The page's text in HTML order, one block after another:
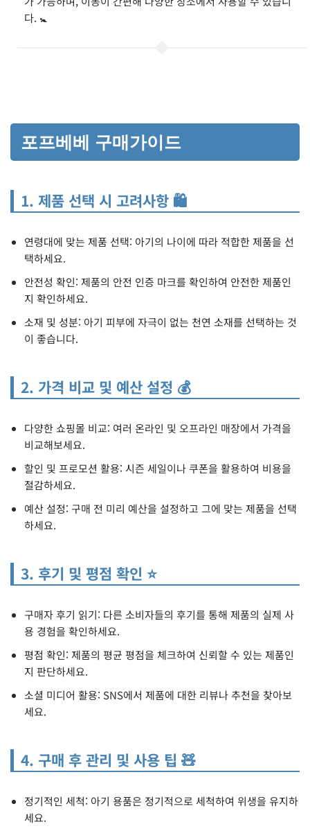
다. 🚼
포프베베 구매가이드
1. 제품 선택 시 고려사항 🛍️
연령대에 맞는 제품 선택: 아기의 나이에 따라 적합한 제품을 선
택하세요.
안전성 확인: 제품의 안전 인증 마크를 확인하여 안전한 제품인
지 확인하세요.
소재 및 성분: 아기 피부에 자극이 없는 천연 소재를 선택하는 것
이 좋습니다.
2. 가격 비교 및 예산 설정 💰
다양한 쇼핑몰 비교: 여러 온라인 및 오프라인 매장에서 가격을
비교해보세요.
할인 및 프로모션 활용: 시즌 세일이나 쿠폰을 활용하여 비용을
절감하세요.
예산 설정: 구매 전 미리 예산을 설정하고 그에 맞는 제품을 선택
하세요.
3. 후기 및 평점 확인 ⭐
구매자 후기 읽기: 다른 소비자들의 후기를 통해 제품의 실제 사
용 경험을 확인하세요.
평점 확인: 제품의 평균 평점을 체크하여 신뢰할 수 있는 제품인
지 판단하세요.
소셜 미디어 활용: SNS에서 제품에 대한 리뷰나 추천을 찾아보
세요.
4. 구매 후 관리 및 사용 팁 🧸
정기적인 세척: 아기 용품은 정기적으로 세척하여 위생을 유지하
세요.